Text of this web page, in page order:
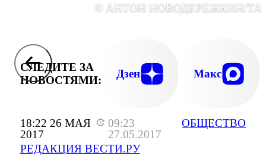
18:22 26 МАЯ
2017
09:23
27.05.2017
РЕДАКЦИЯ ВЕСТИ.РУ
ОБЩЕСТВО
© АНТОН НОВОДЕРЕЖКИН/
СЛЕДИТЕ ЗА
НОВОСТЯМИ:
Дзен Макс